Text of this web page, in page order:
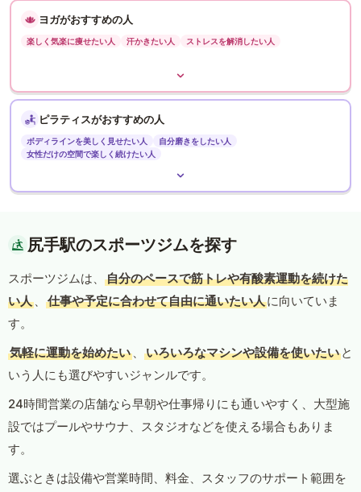
ヨガがおすすめの人
楽しく気楽に痩せたい人 汗かきたい人 ストレスを解消したい人
ピラティスがおすすめの人
ボディラインを美しく見せたい人
自分磨きをしたい人
女性だけの空間で楽しく続けたい人
尻手駅のスポーツジムを探す
スポーツジムは、
自分のペースで筋トレや有酸素運動を続けた
い人 、 仕事や予定に合わせて自由に通いたい人に向いていま
す。
気軽に運動を始めたい 、 いろいろなマシンや設備を使いたい と
いう人にも選びやすいジャンルです。
24時間営業の店舗なら早朝や仕事帰りにも通いやすく、大型施
設ではプールやサウナ、スタジオなどを使える場合もありま
す。
選ぶときは設備や営業時間、料金、スタッフのサポート範囲を